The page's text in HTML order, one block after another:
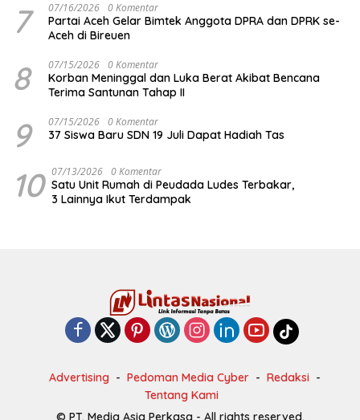
7 07/16/2026 0 Komentar
Partai Aceh Gelar Bimtek Anggota DPRA dan DPRK se-
Aceh di Bireuen
8 07/15/2026 0 Komentar
Korban Meninggal dan Luka Berat Akibat Bencana
Terima Santunan Tahap II
9 07/15/2026 0 Komentar
37 Siswa Baru SDN 19 Juli Dapat Hadiah Tas
10 07/13/2026 0 Komentar
Satu Unit Rumah di Peudada Ludes Terbakar,
3 Lainnya Ikut Terdampak
Advertising Pedoman Media Cyber
Redaksi
Tentang Kami
© PT. Media Asia Perkasa - All rights reserved.